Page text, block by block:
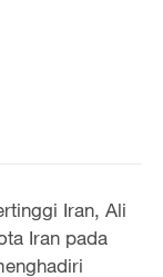
Iran, Ali
Iran pada